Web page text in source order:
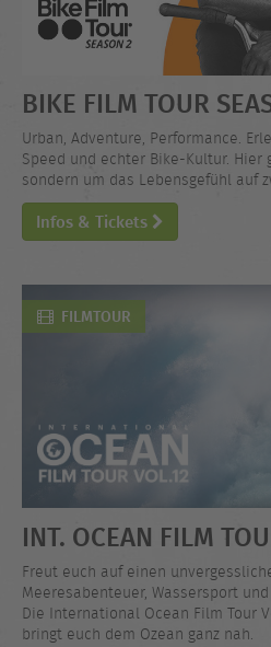
BIKE FILM TOUR
Urban, Adventure, Performance.
Speed und echter Bike-Kultur.
sondern um das Lebensgefühl auf
Infos & Tickets
FILMTOUR
INT. OCEAN FILM
Freut euch auf einen
Meeresabenteuer, Wassersport
Die International Ocean Film Tour
bringt euch dem Ozean ganz nah.